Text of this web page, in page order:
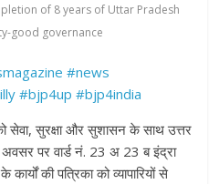
of 8 years of Uttar Pradesh
good governance
#news
#bjp4up #bjp4india
सुरक्षा और सुशासन के साथ उत्तर
पर वार्ड नं. 23 अ 23 ब इंद्रा
की पत्रिका को व्यापारियों से